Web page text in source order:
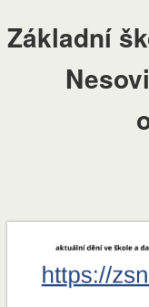
Základní